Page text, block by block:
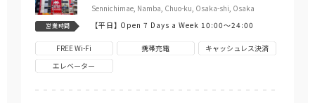
Sennichimae, Namba, Chuo-ku, Osaka-shi, Osaka
営業時間 【平日】 Open 7 Days a Week 10:00～24:00
FREE Wi-Fi 携帯充電
キャッシュレス決済
エレベーター